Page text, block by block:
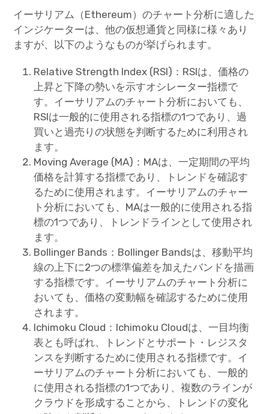
イーサリアム（Ethereum）のチャート分析に適した
インジケーターは、他の仮想通貨と同様に様々あり
ますが、以下のようなものが挙げられます。
Relative Strength Index (RSI)：RSIは、価格の
上昇と下降の勢いを示すオシレーター指標で
す。イーサリアムのチャート分析においても、
RSIは一般的に使用される指標の1つであり、過
買いと過売りの状態を判断するために利用され
ます。
Moving Average (MA)：MAは、一定期間の平均
価格を計算する指標であり、トレンドを確認す
るために使用されます。イーサリアムのチャー
ト分析においても、MAは一般的に使用される指
標の1つであり、トレンドラインとして使用され
ます。
Bollinger Bands：Bollinger Bandsは、移動平均
線の上下に2つの標準偏差を加えたバンドを描画
する指標です。イーサリアムのチャート分析に
おいても、価格の変動幅を確認するために使用
されます。
Ichimoku Cloud：Ichimoku Cloudは、一目均衡
表とも呼ばれ、トレンドとサポート・レジスタ
ンスを判断するために使用される指標です。イ
ーサリアムのチャート分析においても、一般的
に使用される指標の1つであり、複数のラインが
クラウドを形成することから、トレンドの変化